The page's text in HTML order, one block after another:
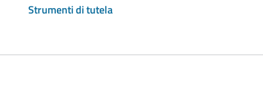
Strumenti di tutela